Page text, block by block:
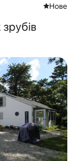
Нове
Нове